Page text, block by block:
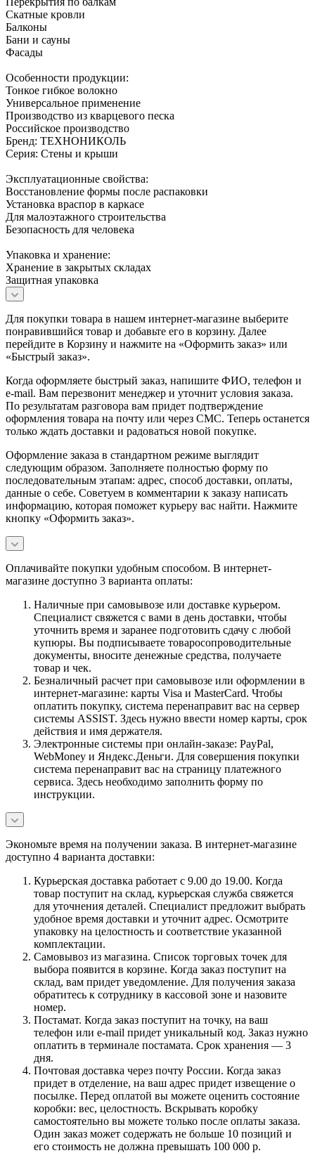
Скатные кровли
Балконы
Бани и сауны
Фасады
Особенности продукции:
Тонкое гибкое волокно
Универсальное применение
Производство из кварцевого песка
Российское производство
Бренд: ТЕХНОНИКОЛЬ
Серия: Стены и крыши
Эксплуатационные свойства:
Восстановление формы после распаковки
Установка враспор в каркасе
Для малоэтажного строительства
Безопасность для человека
Упаковка и хранение:
Хранение в закрытых складах
Защитная упаковка
Для покупки товара в нашем интернет-магазине выберите
понравившийся товар и добавьте его в корзину. Далее
перейдите в Корзину и нажмите на «Оформить заказ» или
«Быстрый заказ».
Когда оформляете быстрый заказ, напишите ФИО, телефон и
e-mail. Вам перезвонит менеджер и уточнит условия заказа.
По результатам разговора вам придет подтверждение
оформления товара на почту или через СМС. Теперь останется
только ждать доставки и радоваться новой покупке.
Оформление заказа в стандартном режиме выглядит
следующим образом. Заполняете полностью форму по
последовательным этапам: адрес, способ доставки, оплаты,
данные о себе. Советуем в комментарии к заказу написать
информацию, которая поможет курьеру вас найти. Нажмите
кнопку «Оформить заказ».
Оплачивайте покупки удобным способом. В интернет-
магазине доступно 3 варианта оплаты:
Наличные при самовывозе или доставке курьером.
Специалист свяжется с вами в день доставки, чтобы
уточнить время и заранее подготовить сдачу с любой
купюры. Вы подписываете товаросопроводительные
документы, вносите денежные средства, получаете
товар и чек.
Безналичный расчет при самовывозе или оформлении в
интернет-магазине: карты Visa и MasterCard. Чтобы
оплатить покупку, система перенаправит вас на сервер
системы ASSIST. Здесь нужно ввести номер карты, срок
действия и имя держателя.
Электронные системы при онлайн-заказе: PayPal,
WebMoney и Яндекс.Деньги. Для совершения покупки
система перенаправит вас на страницу платежного
сервиса. Здесь необходимо заполнить форму по
инструкции.
Экономьте время на получении заказа. В интернет-магазине
доступно 4 варианта доставки:
Курьерская доставка работает с 9.00 до 19.00. Когда
товар поступит на склад, курьерская служба свяжется
для уточнения деталей. Специалист предложит выбрать
удобное время доставки и уточнит адрес. Осмотрите
упаковку на целостность и соответствие указанной
комплектации.
Самовывоз из магазина. Список торговых точек для
выбора появится в корзине. Когда заказ поступит на
склад, вам придет уведомление. Для получения заказа
обратитесь к сотруднику в кассовой зоне и назовите
номер.
Постамат. Когда заказ поступит на точку, на ваш
телефон или e-mail придет уникальный код. Заказ нужно
оплатить в терминале постамата. Срок хранения — 3
дня.
Почтовая доставка через почту России. Когда заказ
придет в отделение, на ваш адрес придет извещение о
посылке. Перед оплатой вы можете оценить состояние
коробки: вес, целостность. Вскрывать коробку
самостоятельно вы можете только после оплаты заказа.
Один заказ может содержать не больше 10 позиций и
его стоимость не должна превышать 100 000 р.